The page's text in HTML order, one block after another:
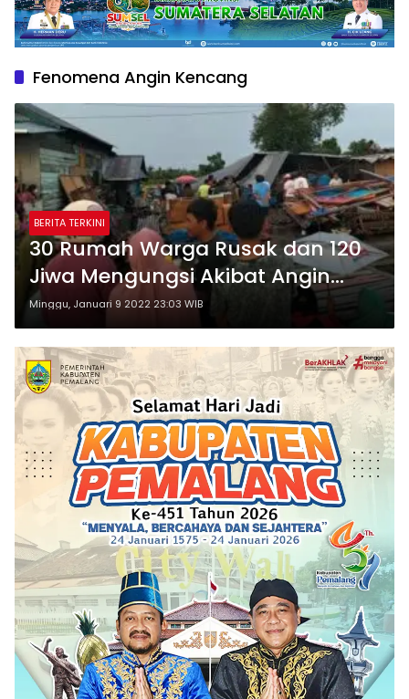
Fenomena Angin Kencang
BERITA TERKINI
30 Rumah Warga Rusak dan 120
Jiwa Mengungsi Akibat Angin
Kencang di Luwu Sulawesi
Selatan
Minggu, Januari 9 2022 23:03 WIB